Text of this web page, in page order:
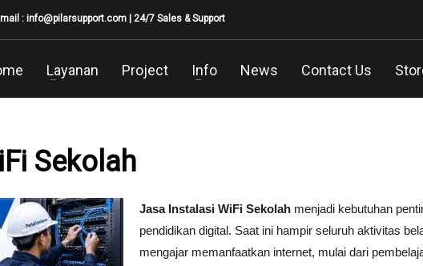
: info@pilarsupport.com | 24/7 Sales & Support
Layanan Project Info News Contact Us
Sekolah
Jasa Instalasi WiFi Sekolah menjadi kebutuhan
pendidikan digital. Saat ini hampir seluruh aktivitas
mengajar memanfaatkan internet, mulai dari